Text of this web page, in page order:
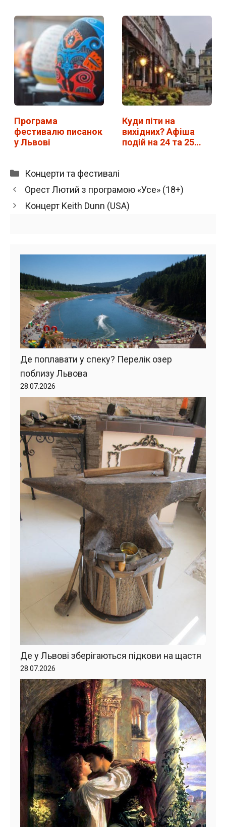
Програма
фестивалю писанок
у Львові
Куди піти на
вихідних? Афіша
подій на 24 та 25…
Категорії
Концерти та фестивалі
Орест Лютий з програмою «Усе» (18+)
Концерт Keith Dunn (USA)
Де поплавати у спеку? Перелік озер
поблизу Львова
28.07.2026
Де у Львові зберігаються підкови на щастя
28.07.2026